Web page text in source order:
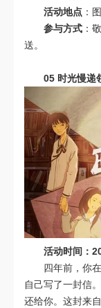
活动地点 ：
参与方式 ：
送。
05 时光慢递
活动时间：
四年前，你
自己写了一封信
还给你。这封来